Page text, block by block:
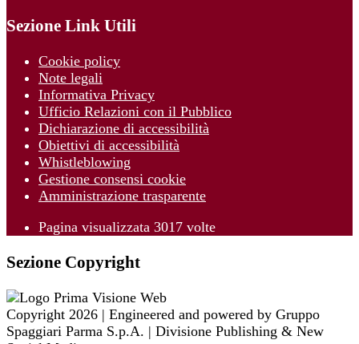
Sezione Link Utili
Cookie policy
Note legali
Informativa Privacy
Ufficio Relazioni con il Pubblico
Dichiarazione di accessibilità
Obiettivi di accessibilità
Whistleblowing
Gestione consensi cookie
Amministrazione trasparente
Pagina visualizzata 3017 volte
Sezione Copyright
Copyright 2026 | Engineered and powered by Gruppo
Spaggiari Parma S.p.A. | Divisione Publishing & New